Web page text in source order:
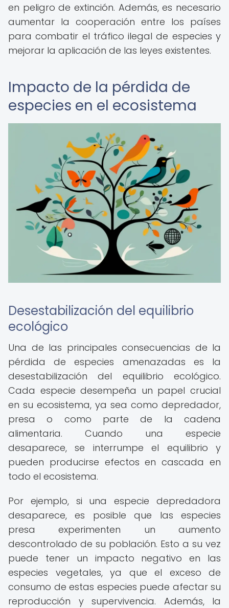
en peligro de extinción. Además, es necesario
aumentar la cooperación entre los países
para combatir el tráfico ilegal de especies y
mejorar la aplicación de las leyes existentes.
Impacto de la pérdida de
especies en el ecosistema
Desestabilización del equilibrio
ecológico
Una de las principales consecuencias de la
pérdida de especies amenazadas es la
desestabilización del equilibrio ecológico.
Cada especie desempeña un papel crucial
en su ecosistema, ya sea como depredador,
presa o como parte de la cadena
alimentaria. Cuando una especie
desaparece, se interrumpe el equilibrio y
pueden producirse efectos en cascada en
todo el ecosistema.
Por ejemplo, si una especie depredadora
desaparece, es posible que las especies
presa experimenten un aumento
descontrolado de su población. Esto a su vez
puede tener un impacto negativo en las
especies vegetales, ya que el exceso de
consumo de estas especies puede afectar su
reproducción y supervivencia. Además, la